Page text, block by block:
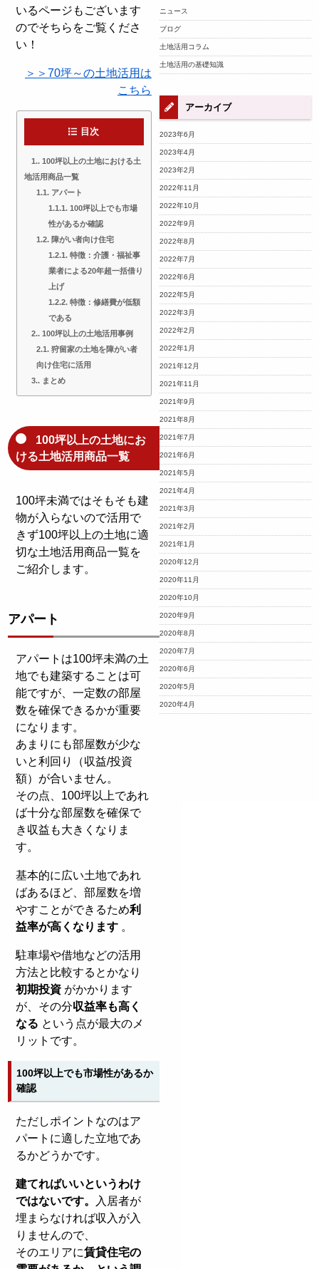
いるページもございます
のでそちらをご覧くださ
い！
＞＞70坪～の土地活用は
こちら
目次
1. 100坪以上の土地における土
地活用商品一覧
1.1.アパート
1.1.1.100坪以上でも市場
性があるか確認
1.2.障がい者向け住宅
1.2.1.特徴：介護・福祉事
業者による20年超一括借り
上げ
1.2.2.特徴：修繕費が低額
である
2. 100坪以上の土地活用事例
2.1.狩留家の土地を障がい者
向け住宅に活用
3. まとめ
100坪以上の土地にお
ける土地活用商品一覧
100坪未満ではそもそも建
物が入らないので活用で
きず100坪以上の土地に適
切な土地活用商品一覧を
ご紹介します。
アパート
アパートは100坪未満の土
地でも建築することは可
能ですが、一定数の部屋
数を確保できるかが重要
になります。
あまりにも部屋数が少な
いと利回り（収益/投資
額）が合いません。
その点、100坪以上であれ
ば十分な部屋数を確保で
き収益も大きくなりま
す。
基本的に広い土地であれ
ばあるほど、部屋数を増
やすことができるため利
益率が高くなります 。
駐車場や借地などの活用
方法と比較するとかなり
初期投資 がかかります
が、その分収益率も高く
なる という点が最大のメ
リットです。
100坪以上でも市場性があるか
確認
ただしポイントなのはア
パートに適した立地であ
るかどうかです。
建てればいいというわけ
ではないです。
入居者が
埋まらなければ収入が入
りませんので、
そのエリアに賃貸住宅の
ニュース
ブログ
土地活用コラム
土地活用の基礎知識
アーカイブ
2023年6月
2023年4月
2023年2月
2022年11月
2022年10月
2022年9月
2022年8月
2022年7月
2022年6月
2022年5月
2022年3月
2022年2月
2022年1月
2021年12月
2021年11月
2021年9月
2021年8月
2021年7月
2021年6月
2021年5月
2021年4月
2021年3月
2021年2月
2021年1月
2020年12月
2020年11月
2020年10月
2020年9月
2020年8月
2020年7月
2020年6月
2020年5月
2020年4月